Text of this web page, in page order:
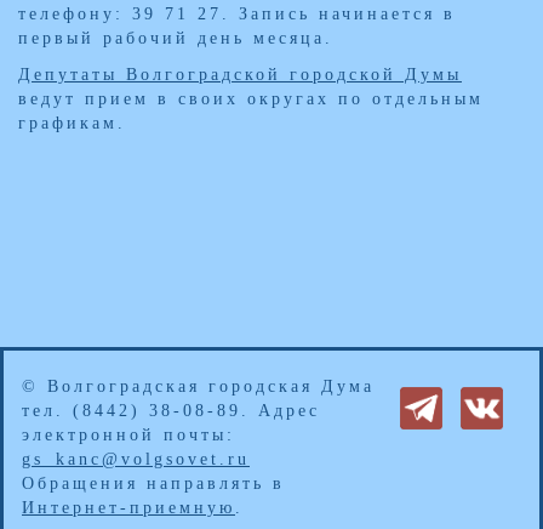
телефону: 39 71 27. Запись начинается в
первый рабочий день месяца.
Депутаты Волгоградской городской Думы
ведут прием в своих округах по отдельным
графикам.
© Волгоградская городская Дума
тел. (8442) 38-08-89. Адрес
электронной почты:
gs_kanc@volgsovet.ru
Обращения направлять в
Интернет-приемную